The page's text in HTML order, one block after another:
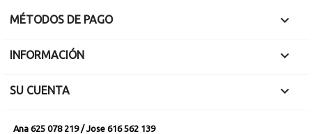
MÉTODOS DE PAGO 
INFORMACIÓN 
SU CUENTA 
Ana 625 078 219 / Jose 616 562 139